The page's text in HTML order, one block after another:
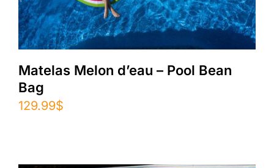
Matelas Melon d’eau – Pool Bean
Bag
129.99$